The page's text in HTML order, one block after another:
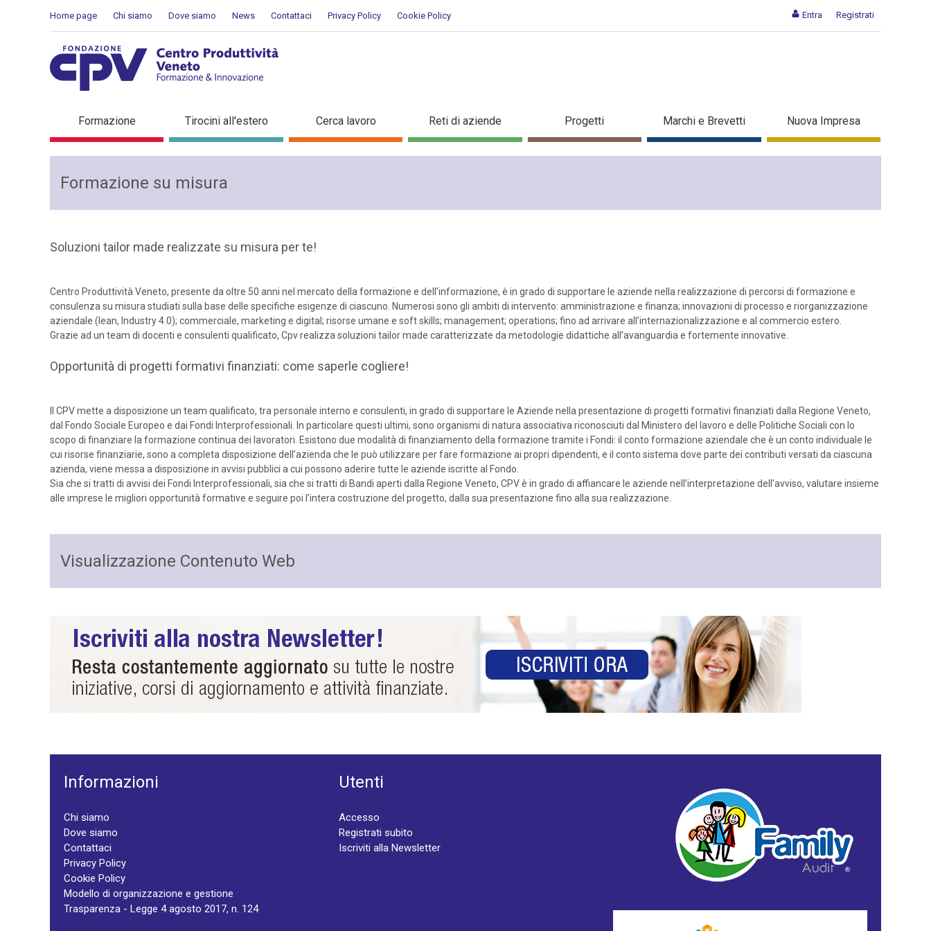
Entra Registrati
Home page Chi siamo Dove siamo News Contattaci Privacy Policy Cookie Policy
Attività formative in azienda
Formazione Tirocini all'estero Cerca lavoro Reti di aziende Progetti Marchi e Brevetti Nuova Impresa
Formazione su misura
Soluzioni tailor made realizzate su misura per te!
Centro Produttività Veneto, presente da oltre 50 anni nel mercato della formazione e dell’informazione, è in grado di supportare le aziende nella realizzazione di percorsi di formazione e
consulenza su misura studiati sulla base delle specifiche esigenze di ciascuno. Numerosi sono gli ambiti di intervento: amministrazione e finanza; innovazioni di processo e riorganizzazione
aziendale (lean, Industry 4.0); commerciale, marketing e digital; risorse umane e soft skills; management; operations; fino ad arrivare all’internazionalizzazione e al commercio estero.
Grazie ad un team di docenti e consulenti qualificato, Cpv realizza soluzioni tailor made caratterizzate da metodologie didattiche all’avanguardia e fortemente innovative.
Opportunità di progetti formativi finanziati: come saperle cogliere!
Il CPV mette a disposizione un team qualificato, tra personale interno e consulenti, in grado di supportare le Aziende nella presentazione di progetti formativi finanziati dalla Regione Veneto,
dal Fondo Sociale Europeo e dai Fondi Interprofessionali. In particolare questi ultimi, sono organismi di natura associativa riconosciuti dal Ministero del lavoro e delle Politiche Sociali con lo
scopo di finanziare la formazione continua dei lavoratori. Esistono due modalità di finanziamento della formazione tramite i Fondi: il conto formazione aziendale che è un conto individuale le
cui risorse finanziarie, sono a completa disposizione dell’azienda che le può utilizzare per fare formazione ai propri dipendenti, e il conto sistema dove parte dei contributi versati da ciascuna
azienda, viene messa a disposizione in avvisi pubblici a cui possono aderire tutte le aziende iscritte al Fondo.
Sia che si tratti di avvisi dei Fondi Interprofessionali, sia che si tratti di Bandi aperti dalla Regione Veneto, CPV è in grado di affiancare le aziende nell’interpretazione dell’avviso, valutare insieme
alle imprese le migliori opportunità formative e seguire poi l’intera costruzione del progetto, dalla sua presentazione fino alla sua realizzazione.
Visualizzazione Contenuto Web
Informazioni
Chi siamo
Dove siamo
Contattaci
Privacy Policy
Cookie Policy
Modello di organizzazione e gestione
Trasparenza - Legge 4 agosto 2017, n. 124
Utenti
Accesso
Registrati subito
Iscriviti alla Newsletter